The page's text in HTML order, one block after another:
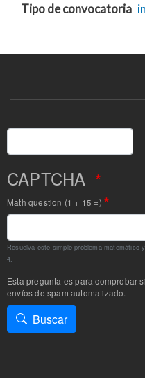
Tipo de convocatoria
Buscar
CAPTCHA
Math question (1 + 15 =)
Resuelva este simple problema matemático
4.
Esta pregunta es para comprobar
envíos de spam automatizado.
Buscar